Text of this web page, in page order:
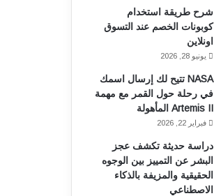
ك
ب
شرح طريقة استخدام
كوبونات الخصم عند التسوق
اونلاين
يونيو 28, 2026
NASA تتيح لك إرسال اسمك
في رحلة حول القمر مع مهمة
Artemis II المأهولة
فبراير 22, 2026
دراسة حديثة تكشف عجز
البشر عن التمييز بين الوجوه
الحقيقية والمزيفة بالذكاء
الاصطناعي